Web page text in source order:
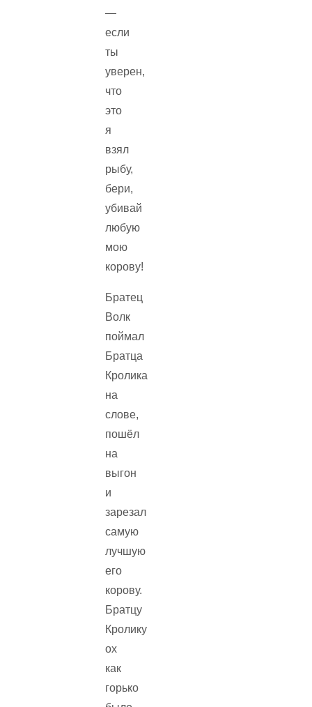
—
если
ты
уверен,
что
это
я
взял
рыбу,
бери,
убивай
любую
мою
корову!
Братец
Волк
поймал
Братца
Кролика
на
слове,
пошёл
на
выгон
и
зарезал
самую
лучшую
его
корову.
Братцу
Кролику
ох
как
горько